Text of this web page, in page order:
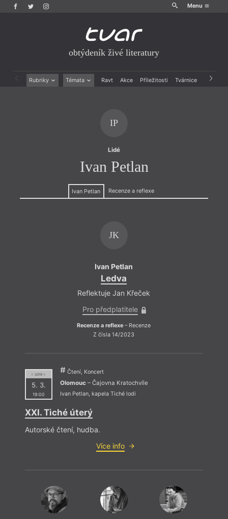
Menu
obtýdeník živé literatury
Rubriky Témata Ravt Akce Příležitosti Tvárnice Archiv
IP
Lidé
Ivan Petlan
Ivan Petlan Recenze a reflexe
JK
Ivan Petlan
Ledva
Reflektuje Jan Křeček
Pro předplatitele
Recenze a reflexe – Recenze
Z čísla 14/2023
= 2019 =
5. 3.
19:00
Čtení, Koncert
Olomouc– Čajovna Kratochvíle
Ivan Petlan, kapela Tiché lodi
XXI. Tiché úterý
Autorské čtení, hudba.
Více info